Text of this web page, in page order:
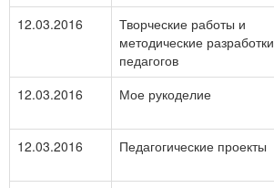
12.03.2016
Творческие работы и
методические разработки
педагогов
12.03.2016
Мое рукоделие
12.03.2016 Педагогические проекты